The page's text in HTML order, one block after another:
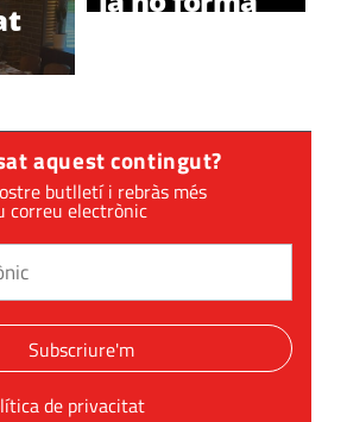
aquest contingut?
butlletí i rebràs més
correu electrònic
Subscriure'm
de privacitat